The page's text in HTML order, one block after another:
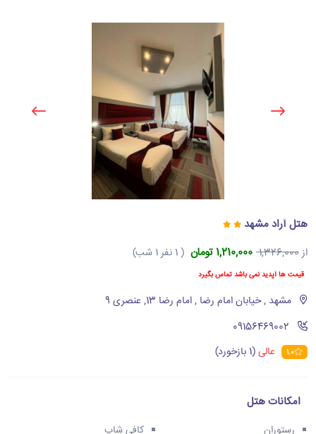
هتل آراد مشهد
از1,326,000 1,210,000 تومان ( 1 نفر 1 شب)
قیمت ها آپدید نمی باشد تماس بگیرد
مشهد , خیابان امام رضا , امام رضا 13, عنصری 9
‪09156469002‬
1.0 عالی(1 بازخورد)
امکانات هتل
رستوران کافی شاپ